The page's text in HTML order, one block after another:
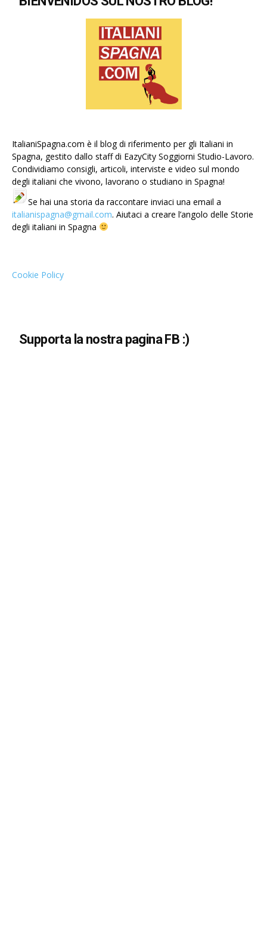
ItalianiSpagna.com è il blog di riferimento per gli Italiani in
Spagna, gestito dallo staff di EazyCity Soggiorni Studio-Lavoro.
Condividiamo consigli, articoli, interviste e video sul mondo
degli italiani che vivono, lavorano o studiano in Spagna!
Se hai una storia da raccontare inviaci una email a
italianispagna@gmail.com. Aiutaci a creare l’angolo delle Storie
degli italiani in Spagna
Cookie Policy
Supporta la nostra pagina FB :)